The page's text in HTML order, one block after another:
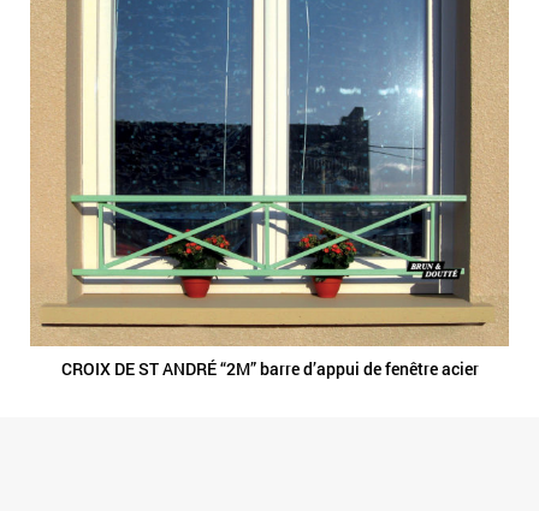
CROIX DE ST ANDRÉ “2M” barre d’appui de fenêtre acier